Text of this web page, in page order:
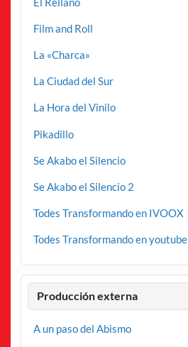
Film and Roll
La «Charca»
La Ciudad del Sur
La Hora del Vinilo
Pikadillo
Se Akabo el Silencio
Se Akabo el Silencio 2
Todes Transformando en IVOOX
Todes Transformando en youtube
Producción externa
A un paso del Abismo